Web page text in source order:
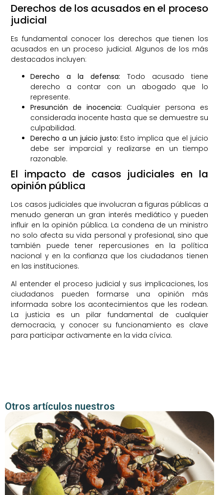
Derechos de los acusados en el proceso
judicial
Es fundamental conocer los derechos que tienen los
acusados en un proceso judicial. Algunos de los más
destacados incluyen:
Derecho a la defensa: Todo acusado tiene
derecho a contar con un abogado que lo
represente.
Presunción de inocencia: Cualquier persona es
considerada inocente hasta que se demuestre su
culpabilidad.
Derecho a un juicio justo: Esto implica que el juicio
debe ser imparcial y realizarse en un tiempo
razonable.
El impacto de casos judiciales en la
opinión pública
Los casos judiciales que involucran a figuras públicas a
menudo generan un gran interés mediático y pueden
influir en la opinión pública. La condena de un ministro
no solo afecta su vida personal y profesional, sino que
también puede tener repercusiones en la política
nacional y en la confianza que los ciudadanos tienen
en las instituciones.
Al entender el proceso judicial y sus implicaciones, los
ciudadanos pueden formarse una opinión más
informada sobre los acontecimientos que les rodean.
La justicia es un pilar fundamental de cualquier
democracia, y conocer su funcionamiento es clave
para participar activamente en la vida cívica.
Otros artículos nuestros